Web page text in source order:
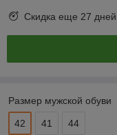
Скидка еще 27 дней
Размер мужской обуви
42 41 44